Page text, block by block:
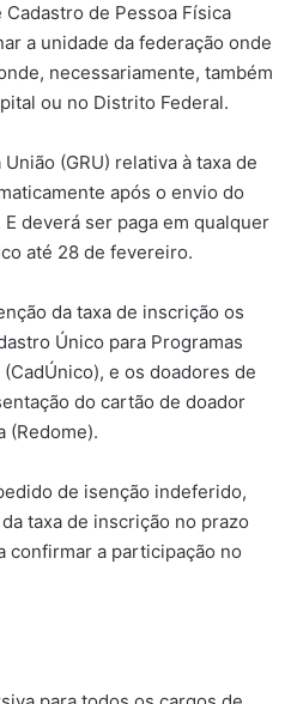
de Pessoa Física
a unidade da federação onde
necessariamente, também
ou no Distrito Federal.
(GRU) relativa à taxa de
após o envio do
deverá ser paga em qualquer
até 28 de fevereiro.
da taxa de inscrição os
Único para Programas
e os doadores de
do cartão de doador
(Redome).
de isenção indeferido,
taxa de inscrição no prazo
confirmar a participação no